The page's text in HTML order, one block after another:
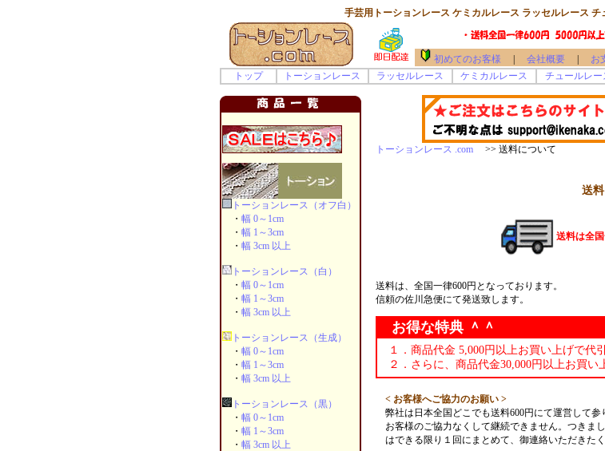
手芸用トーションレース ケミカルレース ラッセルレース チ
初めてのお客様 会社概要| お
トップ
トーションレース ラッセルレース ケミカルレース チュールレー
トーションレース（オフ白）
・ 幅 0～1cm
・ 幅 1～3cm
・ 幅 3cm 以上
トーションレース（白）
・ 幅 0～1cm
・ 幅 1～3cm
・ 幅 3cm 以上
トーションレース（生成）
・ 幅 0～1cm
・ 幅 1～3cm
・ 幅 3cm 以上
トーションレース（黒）
・ 幅 0～1cm
・ 幅 1～3cm
・ 幅 3cm 以上
トーションレース .com>> 送料について
送
送料は全
送料は、全国一律600円となっております。
信頼の佐川急便にて発送致します。
お得な特典 ＾＾
１．商品代金 5,000円以上お買い上げで代
２．さらに、商品代金30,000円以上お買い
< お客様へご協力のお願い >
弊社は日本全国どこでも送料600円にて運営して参
お客様のご協力なくして継続できません。つきま
はできる限り１回にまとめて、御連絡いただきたく